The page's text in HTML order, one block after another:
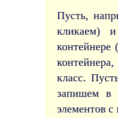
Пусть,
кликаем)
контейнере
класс.
запишем в
элементов